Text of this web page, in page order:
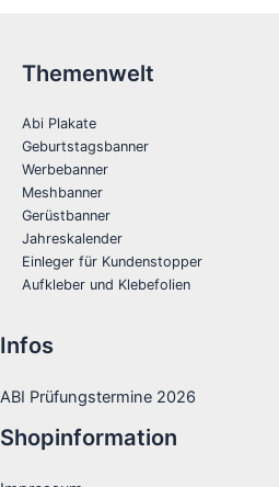
Themenwelt
Abi Plakate
Geburtstagsbanner
Werbebanner
Meshbanner
Gerüstbanner
Jahreskalender
Einleger für Kundenstopper
Aufkleber und Klebefolien
Infos
ABI Prüfungstermine 2026
Shopinformation